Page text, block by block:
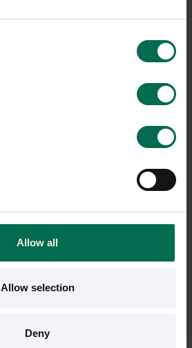
Allow all
Allow selection
Deny
Sparar miljön ca 36 kg
Begagnad